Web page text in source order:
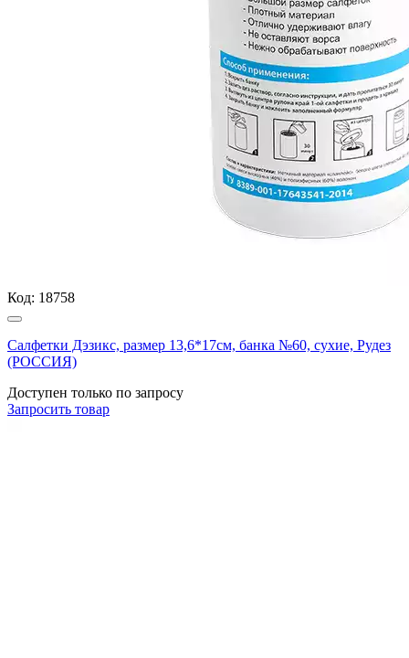
Код: 18758
Салфетки Дэзикс, размер 13,6*17см, банка №60, сухие, Рудез
(РОССИЯ)
Доступен только по запросу
Запросить товар